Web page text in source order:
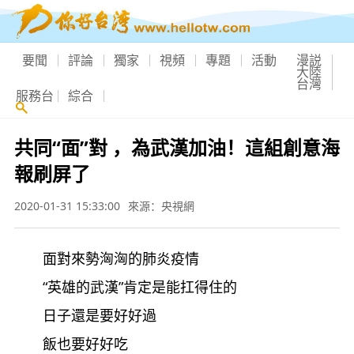
要聞 評論 獨家 視頻 專題 活動 漫説
大陸
台灣
服務台 綜合
共同“面”對 ，為武漢加油！這組創意海
報刷屏了
2020-01-31 15:33:00 來源：央視網
面對來勢洶洶的肺炎疫情
“英雄的武漢”肯定是能扛得住的
日子還是要好好過
飯也要好好吃